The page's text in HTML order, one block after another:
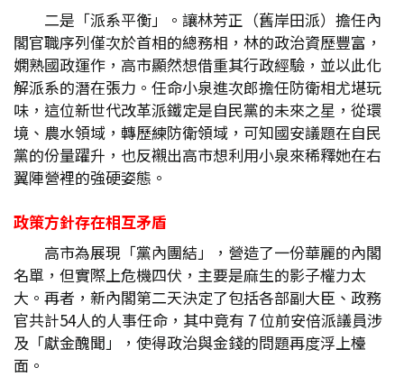
二是「派系平衡」。讓林芳正（舊岸田派）擔任內
閣官職序列僅次於首相的總務相，林的政治資歷豐富，
嫻熟國政運作，高市顯然想借重其行政經驗，並以此化
解派系的潛在張力。任命小泉進次郎擔任防衛相尤堪玩
味，這位新世代改革派鐵定是自民黨的未來之星，從環
境、農水領域，轉歷練防衛領域，可知國安議題在自民
黨的份量躍升，也反襯出高市想利用小泉來稀釋她在右
翼陣營裡的強硬姿態。
政策方針存在相互矛盾
高市為展現「黨內團結」，營造了一份華麗的內閣
名單，但實際上危機四伏，主要是麻生的影子權力太
大。再者，新內閣第二天決定了包括各部副大臣、政務
官共計54人的人事任命，其中竟有 7 位前安倍派議員涉
及「獻金醜聞」，使得政治與金錢的問題再度浮上檯
面。